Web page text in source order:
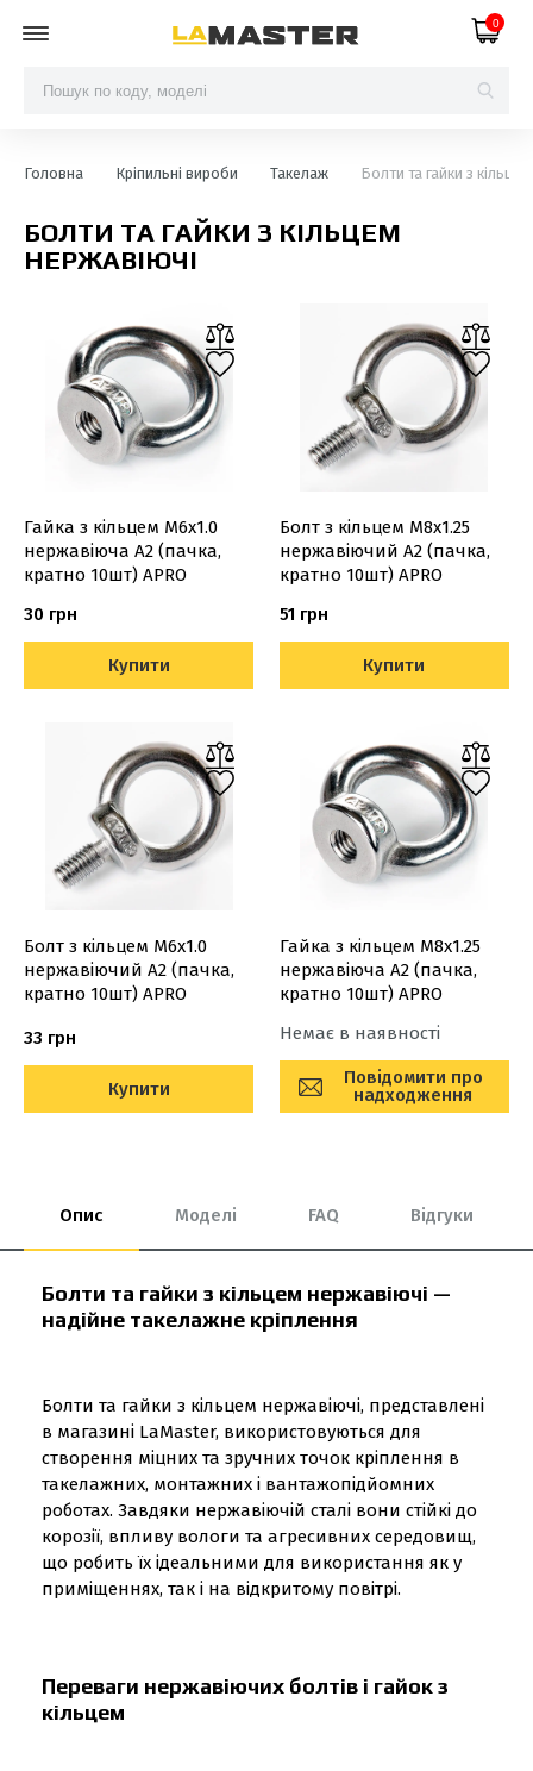
0
Головна Кріпильні вироби Такелаж Болти та гайки з
БОЛТИ ТА ГАЙКИ З КІЛЬЦЕМ
НЕРЖАВІЮЧІ
Гайка з кільцем М6х1.0
нержавіюча А2 (пачка,
кратно 10шт) APRO
30 грн
Купити
Болт з кільцем М8х1.25
нержавіючий А2 (пачка,
кратно 10шт) APRO
51 грн
Купити
Болт з кільцем М6х1.0
нержавіючий А2 (пачка,
кратно 10шт) APRO
33 грн
Купити
Гайка з кільцем М8х1.25
нержавіюча А2 (пачка,
кратно 10шт) APRO
Немає в наявності
Повідомити про
надходження
Опис Моделі FAQ Відгуки
Болти та гайки з кільцем нержавіючі —
надійне такелажне кріплення
Болти та гайки з кільцем нержавіючі, представлені
в магазині LaMaster, використовуються для
створення міцних та зручних точок кріплення в
такелажних, монтажних і вантажопідйомних
роботах. Завдяки нержавіючій сталі вони стійкі до
корозії, впливу вологи та агресивних середовищ,
що робить їх ідеальними для використання як у
приміщеннях, так і на відкритому повітрі.
Переваги нержавіючих болтів і гайок з
кільцем